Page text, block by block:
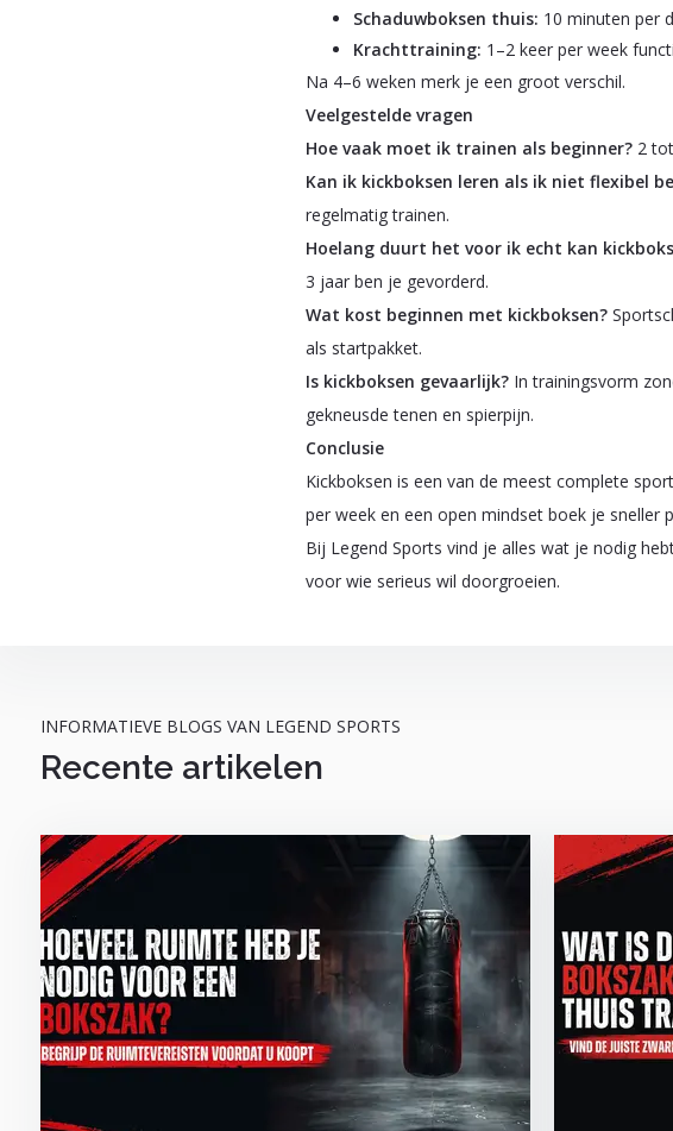
Schaduwboksen thuis: 10 minuten per
Krachttraining: 1–2 keer per week
Na 4–6 weken merk je een groot verschil.
Veelgestelde vragen
Hoe vaak moet ik trainen als beginner? 2
Kan ik kickboksen leren als ik niet flexibel
regelmatig trainen.
Hoelang duurt het voor ik echt kan
3 jaar ben je gevorderd.
Wat kost beginnen met kickboksen?
als startpakket.
Is kickboksen gevaarlijk? In trainingsvorm
gekneusde tenen en spierpijn.
Conclusie
Kickboksen is een van de meest complete
per week en een open mindset boek je sneller
Bij Legend Sports vind je alles wat je nodig
voor wie serieus wil doorgroeien.
INFORMATIEVE BLOGS VAN LEGEND SPORTS
Recente artikelen